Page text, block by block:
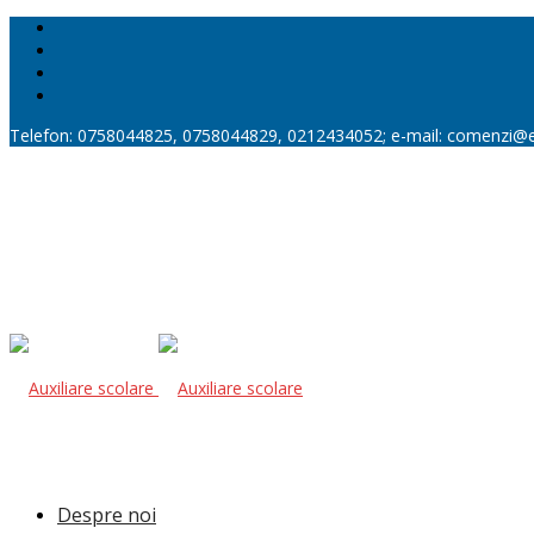
Telefon: 0758044825, 0758044829, 0212434052; e-mail:
Despre noi